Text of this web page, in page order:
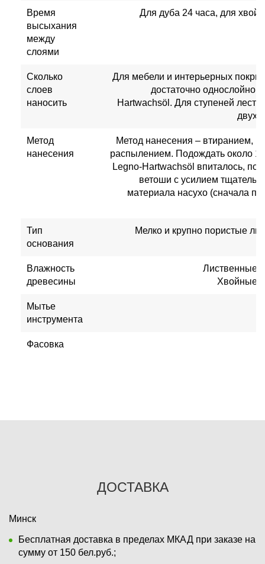
Время
высыхания
между
слоями
Для дуба 24 часа, для
Сколько
слоев
наносить
Для мебели и интерьерных
достаточно
Hartwachsöl. Для ступеней
Метод
нанесения
Метод нанесения – втиранием,
распылением. Подождать около
Legno-Hartwachsöl впиталось,
ветоши c усилием
материала насухо (сначала
Тип
основания
Мелко и крупно пористые
Влажность
древесины
Лиственные
Хвойные
Мытье
инструмента
Фасовка
ДОСТАВКА
Минск
Бесплатная доставка в пределах МКАД при заказе на
сумму от 150 бел.руб.;